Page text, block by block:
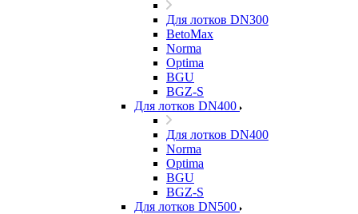
Для лотков DN300
BetoMax
Norma
Optima
BGU
BGZ-S
Для лотков DN400
Для лотков DN400
Norma
Optima
BGU
BGZ-S
Для лотков DN500